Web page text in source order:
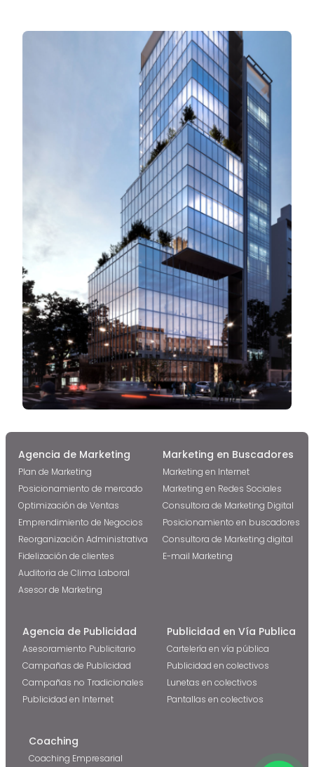
Agencia de Marketing
Plan de Marketing
Posicionamiento de mercado
Optimización de Ventas
Emprendimiento de Negocios
Reorganización Administrativa
Fidelización de clientes
Auditoria de Clima Laboral
Asesor de Marketing
Marketing en Buscadores
Marketing en Internet
Marketing en Redes Sociales
Consultora de Marketing Digital
Posicionamiento en buscadores
Consultora de Marketing digital
E-mail Marketing
Agencia de Publicidad
Asesoramiento Publicitario
Campañas de Publicidad
Campañas no Tradicionales
Publicidad en Internet
Publicidad en Vía Publica
Cartelería en vía pública
Publicidad en colectivos
Lunetas en colectivos
Pantallas en colectivos
Coaching
Coaching Empresarial